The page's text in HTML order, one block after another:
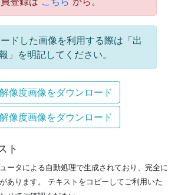
ドした画像を利用する際は「出
」を明記してください。
像度画像をダウンロード
像度画像をダウンロード
ト
ータによる自動処理で生成されており、完全に
あります。 テキストをコピーしてご利用いた